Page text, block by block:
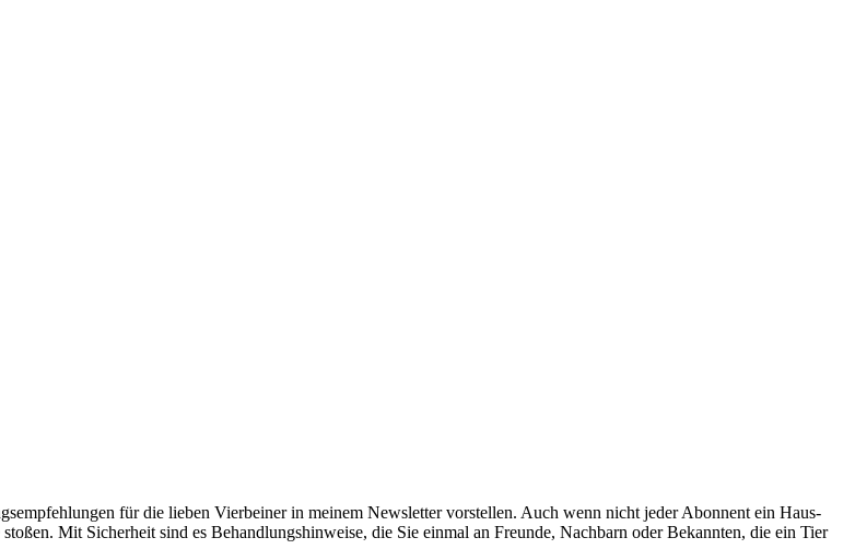
für die lieben Vierbeiner in meinem Newsletter vorstellen. Auch wenn nicht jeder Abonnent ein Haus-
Mit Sicherheit sind es Behandlungshinweise, die Sie einmal an Freunde, Nachbarn oder Bekannten, die ein Tier